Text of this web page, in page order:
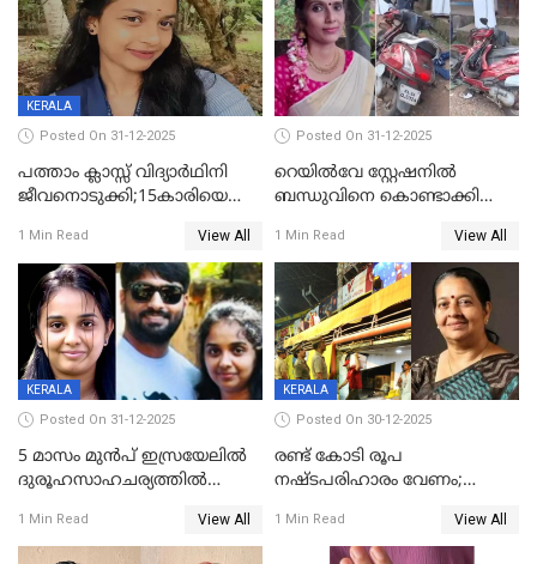
KERALA
Posted On 31-12-2025
പത്താം ക്ലാസ്സ് വിദ്യാര്‍ഥിനി
ജീവനൊടുക്കി;15കാരിയെ
കിടപ്പുമുറിയില്‍ തൂങ്ങി മരിച്ച
നിലയിൽ
1 Min Read View All
Posted On 31-12-2025
റെയിൽവേ സ്റ്റേഷനിൽ
ബന്ധുവിനെ കൊണ്ടാക്കി
ലോറി സ്കൂട്ടറിൽ ഇടിച്ചു :
യുവതിക്ക് ദാരുണാന്ത്യം
1 Min Read View All
KERALA
Posted On 31-12-2025
5 മാസം മുൻപ് ഇസ്രയേലിൽ
ദുരൂഹസാഹചര്യത്തിൽ
മലയാളി യുവാവിന്റെ ഭാര്യയും
മരിച്ചു
1 Min Read View All
KERALA
Posted On 30-12-2025
രണ്ട് കോടി രൂപ
നഷ്ടപരിഹാരം വേണം;
നോട്ടീസയച്ച് ഉമാ തോമസ്
1 Min Read View All